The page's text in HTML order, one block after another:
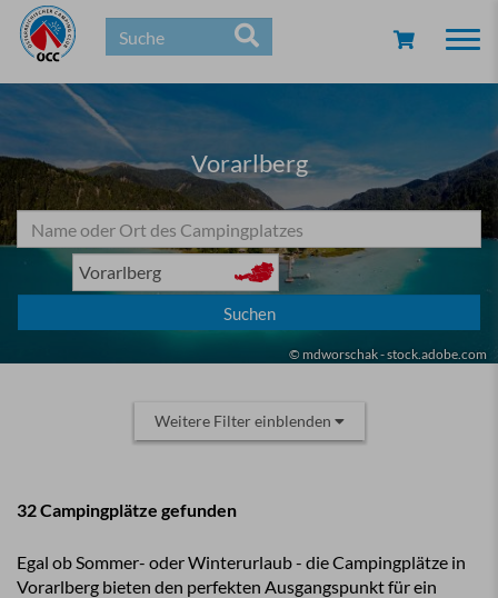
© mdworschak - stock.adobe.com
Vorarlberg
Weitere Filter einblenden
32 Campingplätze gefunden
Egal ob Sommer- oder Winterurlaub - die Campingplätze in
Vorarlberg bieten den perfekten Ausgangspunkt für ein